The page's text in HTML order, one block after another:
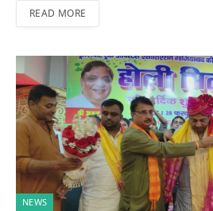
READ MORE
NEWS